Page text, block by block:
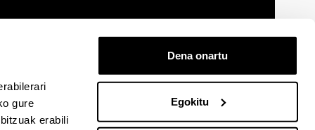
gure
erabili
Dena onartu
Egokitu
Laguntza Kontaktua
en
EHU Linkedin-enEHU Instagram-enEHU Youtube-enEHU Vimeo-enEHU Flickr-en